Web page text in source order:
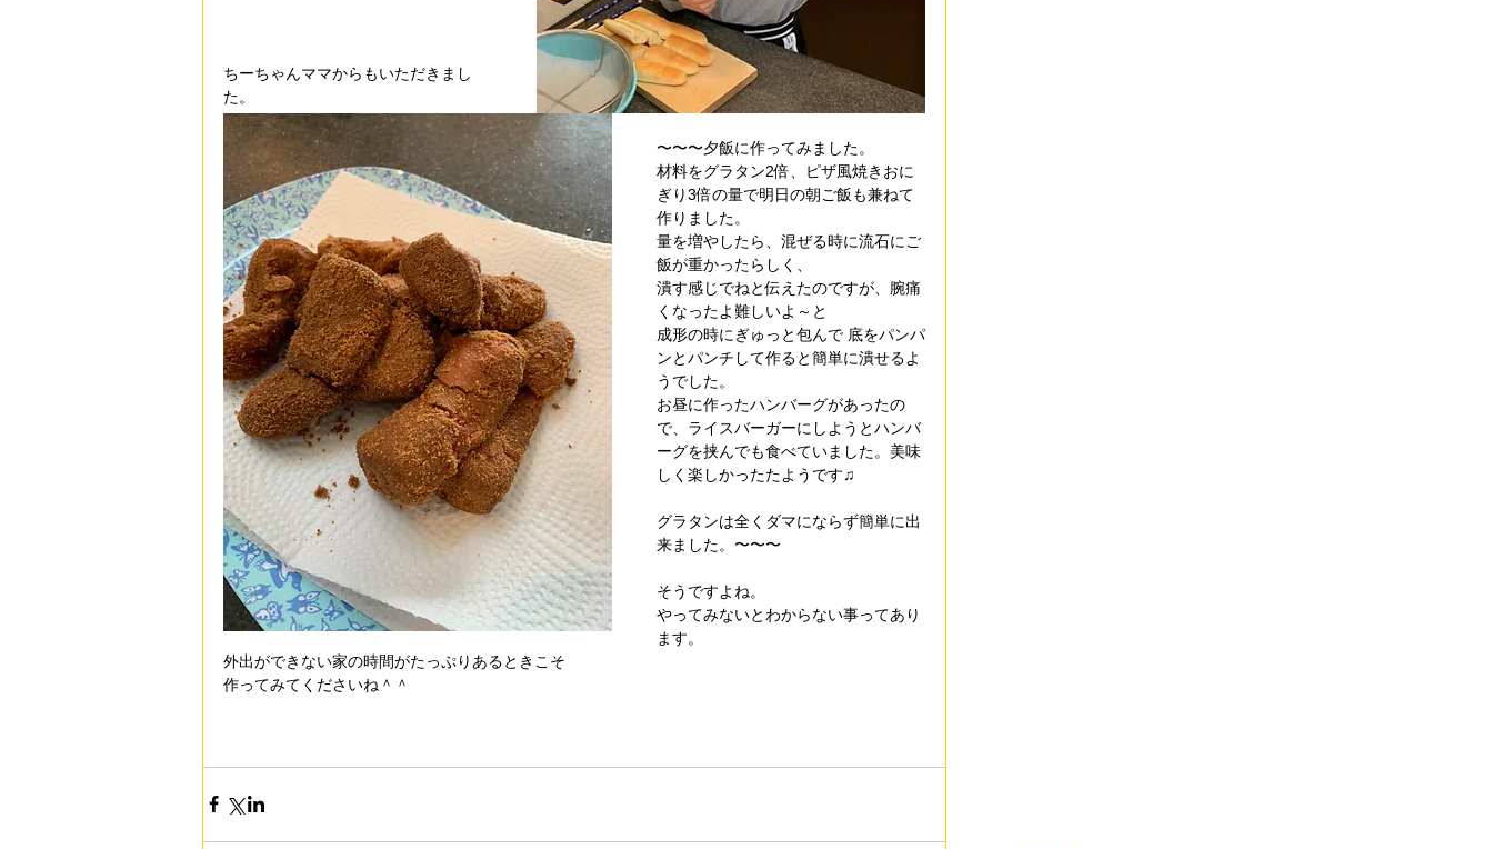
ちーちゃんママからもいただきまし
た。
〜〜〜夕飯に作ってみました。
材料をグラタン2倍、ピザ風焼きおに
ぎり3倍の量で明日の朝ご飯も兼ねて
作りました。
量を増やしたら、混ぜる時に流石にご
飯が重かったらしく、
潰す感じでねと伝えたのですが、腕痛
くなったよ難しいよ～と
成形の時にぎゅっと包んで 底をパンパ
ンとパンチして作ると簡単に潰せるよ
うでした️。
お昼に作ったハンバーグがあったの
で、ライスバーガーにしようとハンバ
ーグを挟んでも食べていました。美味
しく楽しかったたようです️♫
グラタンは全くダマにならず簡単に出
来ました。〜〜〜
そうですよね。
やってみないとわからない事ってあり
ます。
外出ができない家の時間がたっぷりあるときこそ
作ってみてくださいね＾＾